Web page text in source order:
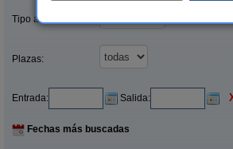
Tipo alquiler:
Plazas:
Entrada: Salida:
Fechas más buscadas